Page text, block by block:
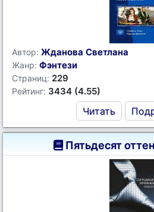
Автор: Жданова Светлана
Жанр: Фэнтези
Страниц: 229
Рейтинг: 3434 (4.55)
Читать
Пятьдесят